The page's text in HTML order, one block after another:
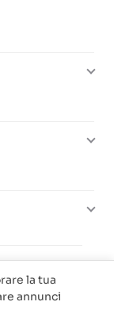
la tua
annunci